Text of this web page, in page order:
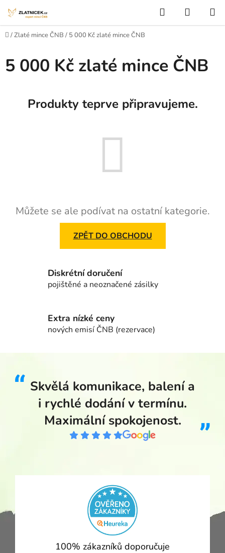
Hledat
Domů
/Zlaté mince ČNB / 5 000 Kč zlaté mince ČNB
5 000 Kč zlaté mince ČNB
Produkty teprve připravujeme.
Můžete se ale podívat na ostatní kategorie.
ZPĚT DO OBCHODU
Diskrétní doručení
pojištěné a neoznačené zásilky
Extra nízké ceny
nových emisí ČNB (rezervace)
Skvělá komunikace, balení a
i rychlé dodání v termínu.
Maximální spokojenost.
100% zákazníků doporučuje